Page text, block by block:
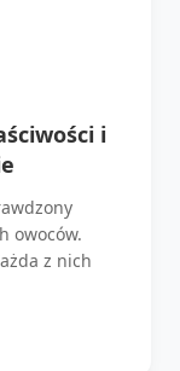
i
owoców.
z nich